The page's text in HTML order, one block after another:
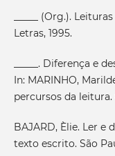
_____ (Org.).
Letras, 1995.
_____. Diferença e
In: MARINHO,
percursos da leitura.
BAJARD, Èlie. Ler e
texto escrito. São